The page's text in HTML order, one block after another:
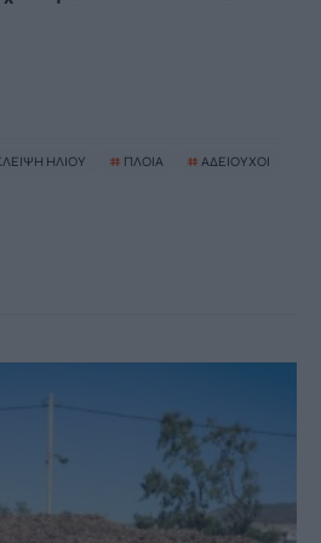
ΗΛΙΟΥ # ΠΛΟΙΑ # ΑΔΕΙΟΥΧΟΙ